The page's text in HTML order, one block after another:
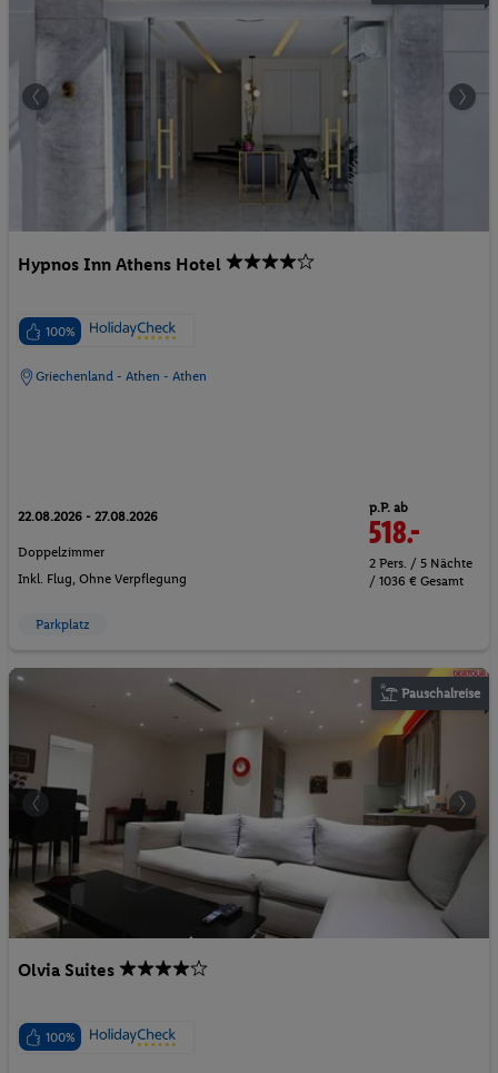
Hypnos Inn Athens Hotel
100%
Griechenland - Athen - Athen
22.08.2026 - 27.08.2026
Doppelzimmer
Inkl. Flug, Ohne Verpflegung
p.P. ab
518.-
2 Pers. / 5 Nächte
/ 1036 € Gesamt
Parkplatz
Pauschalreise
Olvia Suites
100%